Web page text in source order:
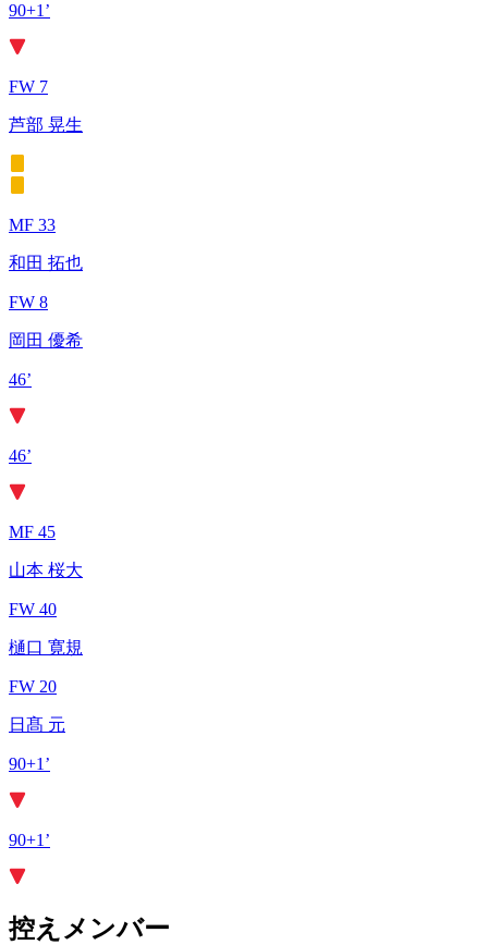
90+1’
FW 7
芦部 晃生
MF 33
和田 拓也
FW 8
岡田 優希
46’
46’
MF 45
山本 桜大
FW 40
樋口 寛規
FW 20
日髙 元
90+1’
90+1’
控えメンバー